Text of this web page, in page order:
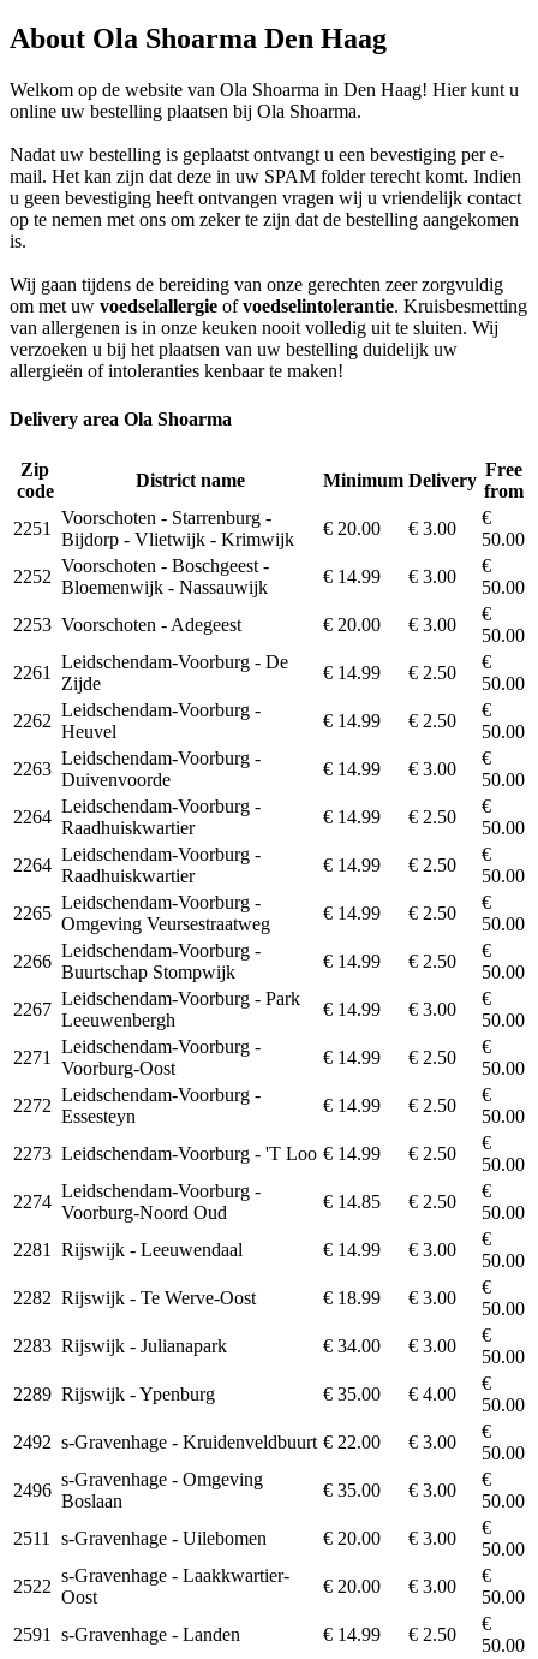
About Ola Shoarma Den Haag
Welkom op de website van Ola Shoarma in Den Haag! Hier kunt u
online uw bestelling plaatsen bij Ola Shoarma.
Nadat uw bestelling is geplaatst ontvangt u een bevestiging per e-
mail. Het kan zijn dat deze in uw SPAM folder terecht komt. Indien
u geen bevestiging heeft ontvangen vragen wij u vriendelijk contact
op te nemen met ons om zeker te zijn dat de bestelling aangekomen
is.
Wij gaan tijdens de bereiding van onze gerechten zeer zorgvuldig
om met uw voedselallergie ofvoedselintolerantie. Kruisbesmetting
van allergenen is in onze keuken nooit volledig uit te sluiten. Wij
verzoeken u bij het plaatsen van uw bestelling duidelijk uw
allergieën of intoleranties kenbaar te maken!
Delivery area Ola Shoarma
Zip
code
District name Minimum Delivery
Free
from
2251
Voorschoten - Starrenburg -
Bijdorp - Vlietwijk - Krimwijk
€ 20.00 € 3.00
€
50.00
2252
Voorschoten - Boschgeest -
Bloemenwijk - Nassauwijk
€ 14.99 € 3.00
€
50.00
2253 Voorschoten - Adegeest € 20.00 € 3.00
€
50.00
2261
Leidschendam-Voorburg - De
Zijde
€ 14.99 € 2.50
€
50.00
2262
Leidschendam-Voorburg -
Heuvel
€ 14.99 € 2.50
€
50.00
2263
Leidschendam-Voorburg -
Duivenvoorde
€ 14.99 € 3.00
€
50.00
2264
Leidschendam-Voorburg -
Raadhuiskwartier
€ 14.99 € 2.50
€
50.00
2264
Leidschendam-Voorburg -
Raadhuiskwartier
€ 14.99 € 2.50
€
50.00
2265
Leidschendam-Voorburg -
Omgeving Veursestraatweg
€ 14.99 € 2.50
€
50.00
2266
Leidschendam-Voorburg -
Buurtschap Stompwijk
€ 14.99 € 2.50
€
50.00
2267
Leidschendam-Voorburg - Park
Leeuwenbergh
€ 14.99 € 3.00
€
50.00
2271
Leidschendam-Voorburg -
Voorburg-Oost
€ 14.99 € 2.50
€
50.00
2272
Leidschendam-Voorburg -
Essesteyn
€ 14.99 € 2.50
€
50.00
2273 Leidschendam-Voorburg - 'T Loo € 14.99 € 2.50
€
50.00
2274
Leidschendam-Voorburg -
Voorburg-Noord Oud
€ 14.85 € 2.50
€
50.00
2281
Rijswijk - Leeuwendaal € 14.99 € 3.00
€
50.00
2282 Rijswijk - Te Werve-Oost € 18.99 € 3.00
€
50.00
2283 Rijswijk - Julianapark € 34.00 € 3.00
€
50.00
2289 Rijswijk - Ypenburg € 35.00 € 4.00
€
50.00
2492 s-Gravenhage - Kruidenveldbuurt € 22.00 € 3.00
€
50.00
2496
s-Gravenhage - Omgeving
Boslaan
€ 35.00 € 3.00
€
50.00
2511
s-Gravenhage - Uilebomen € 20.00 € 3.00
€
50.00
2522
s-Gravenhage - Laakkwartier-
Oost
€ 20.00 € 3.00
€
50.00
2591
s-Gravenhage - Landen € 14.99 € 2.50
€
50.00